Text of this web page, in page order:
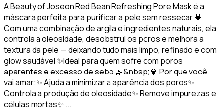
A Beauty of Joseon Red Bean Refreshing Pore Mask é a
máscara perfeita para purificar a pele sem ressecar 💗
Com uma combinação de argila e ingredientes naturais, ela
controla a oleosidade, desobstrui os poros e melhora a
textura da pele — deixando tudo mais limpo, refinado e com
glow saudável ✨Ideal para quem sofre com poros
aparentes e excesso de sebo 🌿&nbsp;💎 Por que você
vai amar:✨ Ajuda a minimizar a aparência dos poros✨
Controla a produção de oleosidade✨ Remove impurezas e
células mortas✨ ...